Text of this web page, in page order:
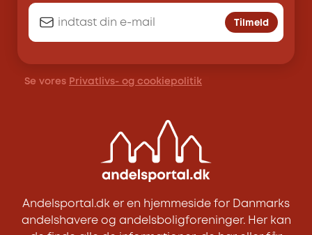
Tilmeld
Se vores Privatlivs- og cookiepolitik
Andelsportal.dk er en hjemmeside for Danmarks
andelshavere og andelsboligforeninger. Her kan